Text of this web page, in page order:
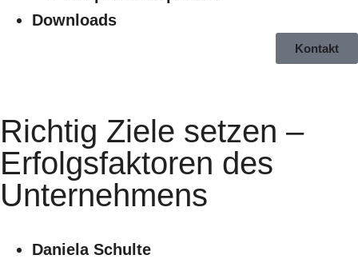
Downloads
Kontakt
Richtig Ziele setzen –
Erfolgsfaktoren des
Unternehmens
Daniela Schulte